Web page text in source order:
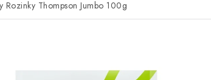
Rozinky Thompson Jumbo 100g